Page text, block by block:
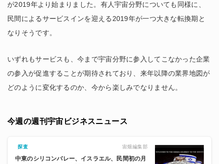
が2019年より始まりました。有人宇宙分野についても同様に、
民間によるサービスインを迎える2019年が一つ大きな転換期と
なりそうです。
いずれもサービスも、今まで宇宙分野に参入してこなかった企業
の参入が促進することが期待されており、来年以降の業界地図が
どのように変化するのか、今から楽しみでなりません。
今週の週刊宇宙ビジネスニュース
探査 宙畑編集部
中東のシリコンバレー、イスラエル、民間初の月